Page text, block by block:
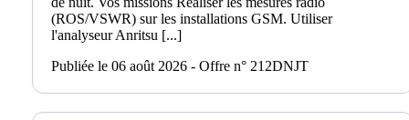
(ROS/VSWR) sur les installations GSM. Utiliser
l'analyseur Anritsu [...]
Publiée le 06 août 2026 - Offre n° 212DNJT